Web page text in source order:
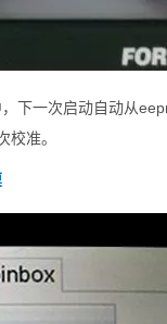
下一次启动自动从
准。